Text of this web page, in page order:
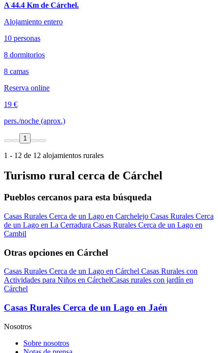
A 44.4 Km de Cárchel.
Alojamiento entero
10 personas
8 dormitorios
8 camas
Reserva online
19 €
pers./noche (aprox.)
1
1 - 12 de 12 alojamientos rurales
Turismo rural cerca de Cárchel
Pueblos cercanos para esta búsqueda
Casas Rurales Cerca de un Lago en Carchelejo Casas Rurales Cerca
de un Lago en La Cerradura Casas Rurales Cerca de un Lago en
Cambil
Otras opciones en Cárchel
Casas Rurales Cerca de un Lago en Cárchel Casas Rurales con
Actividades para Niños en CárchelCasas rurales con jardín en
Cárchel
Casas Rurales Cerca de un Lago en Jaén
Nosotros
Sobre nosotros